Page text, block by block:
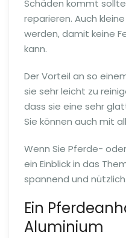
Schäden kommt
reparieren. Auch
werden, damit keine
kann.
Der Vorteil an so
sie sehr leicht zu
dass sie eine sehr
Sie können auch mit
Wenn Sie Pferde-
ein Einblick in das
spannend und nützlich.
Ein
Aluminium